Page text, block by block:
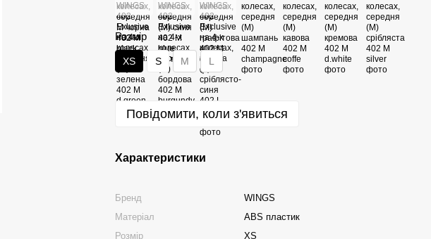
Розмір
XS S M L
Повідомити, коли з'явиться
Характеристики
Бренд
WINGS
Матеріал
ABS пластик
Розмір
XS